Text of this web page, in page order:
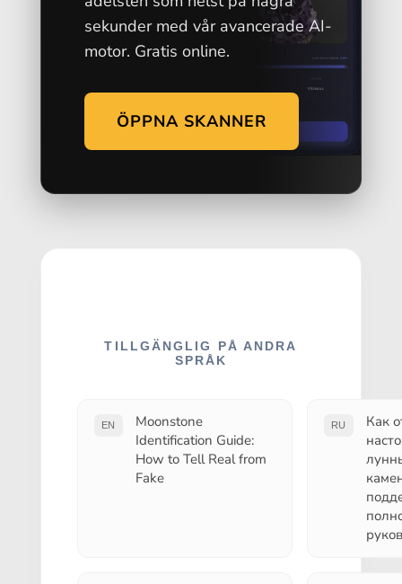
sekunder med vår avancerade AI-
motor. Gratis online.
ÖPPNA SKANNER
TILLGÄNGLIG PÅ ANDRA
SPRÅK
EN
Moonstone
Identification Guide:
How to Tell Real from
Fake
RU
Как